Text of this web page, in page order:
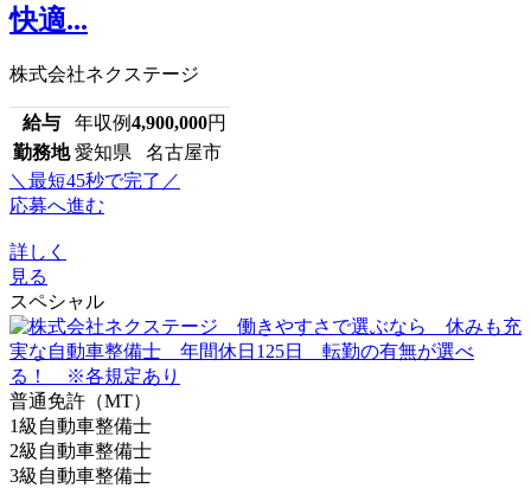
快適...
株式会社ネクステージ
給与 年収例4,900,000円
勤務地 愛知県 名古屋市
＼最短45秒で完了／
応募へ進む
詳しく
見る
スペシャル
普通免許（MT）
1級自動車整備士
2級自動車整備士
3級自動車整備士